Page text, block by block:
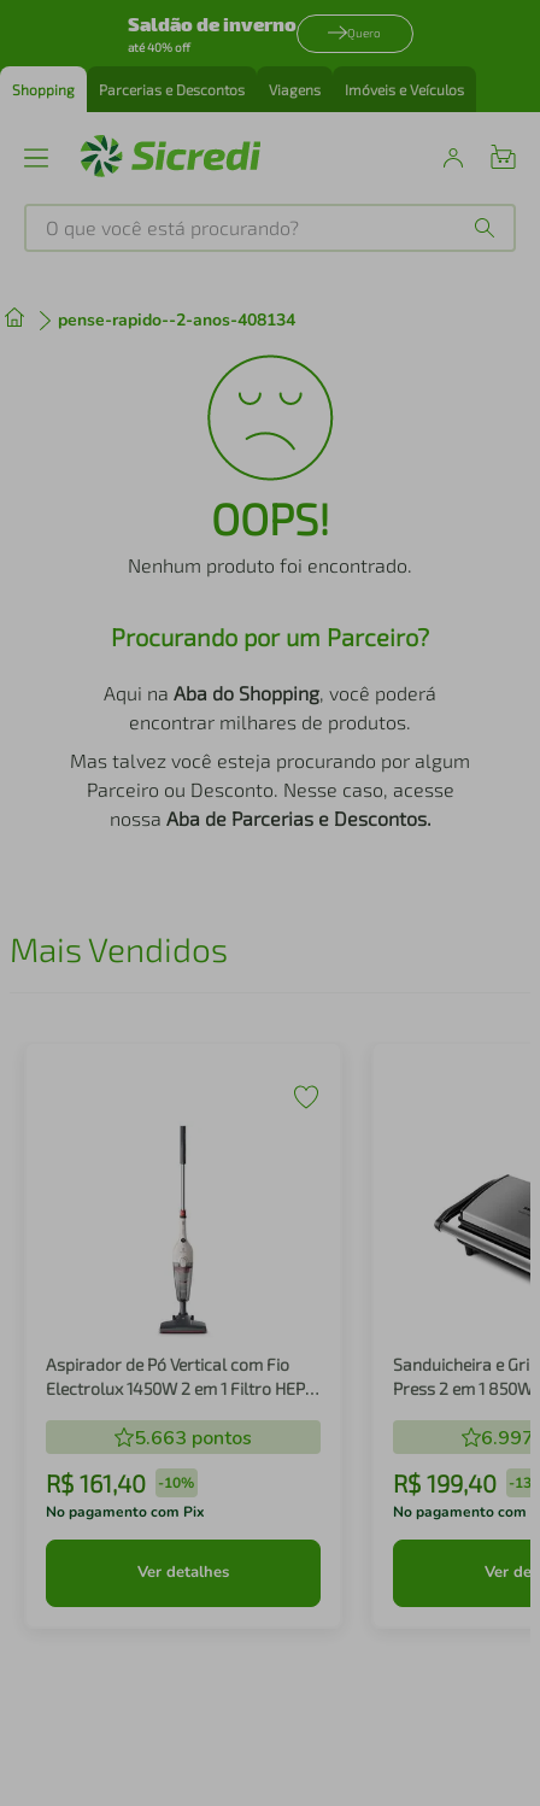
Saldão de inverno
até 40% off
Quero
Shopping Parcerias e Descontos Viagens Imóveis e Veículos
O que você está procurando?
pense-rapido--2-anos-408134
OOPS!
Nenhum produto foi encontrado.
Procurando por um Parceiro?
Aqui na Aba do Shopping, você poderá
encontrar milhares de produtos.
Mas talvez você esteja procurando por algum
Parceiro ou Desconto. Nesse caso, acesse
nossa Aba de Parcerias e Descontos.
Mais Vendidos
Aspirador de Pó Vertical com Fio
Electrolux 1450W 2 em 1 Filtro HEPA
5.663 pontos
R$ 161,40 -10%
No pagamento com Pix
Ver detalhes
Sanduicheira e
Press 2 em 1 850W
6.997
R$ 199,40 -
No pagamento com
Ver